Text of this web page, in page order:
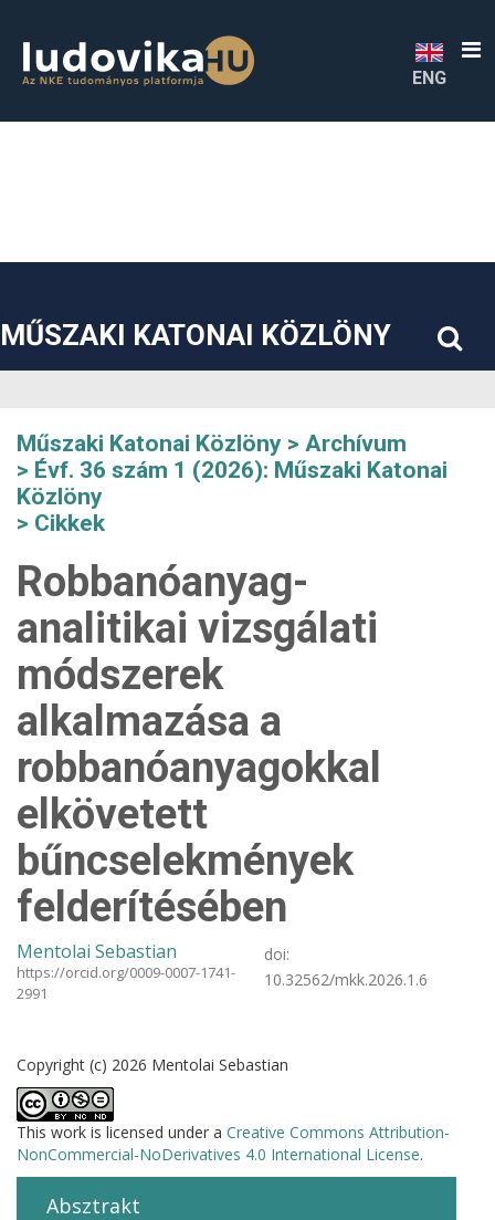
##plugins.themes.bootstrap3.accessible_menu.sidebar##
ENG
MŰSZAKI KATONAI KÖZLÖNY
Műszaki Katonai Közlöny
Archívum
Évf. 36 szám 1 (2026): Műszaki Katonai
Közlöny
Cikkek
Robbanóanyag-
analitikai vizsgálati
módszerek
alkalmazása a
robbanóanyagokkal
elkövetett
bűncselekmények
felderítésében
Mentolai Sebastian
https://orcid.org/0009-0007-1741-
2991
doi:
10.32562/mkk.2026.1.6
Copyright (c) 2026 Mentolai Sebastian
This work is licensed under a Creative Commons Attribution-
NonCommercial-NoDerivatives 4.0 International License.
Absztrakt